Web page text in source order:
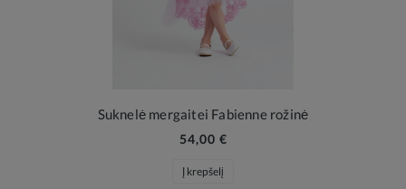
Suknelė mergaitei Fabienne rožinė
54,00 €
Į krepšelį